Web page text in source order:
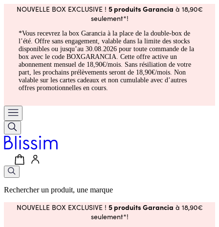
NOUVELLE BOX EXCLUSIVE ! 5 produits Garancia à 18,90€
seulement*!
*Vous recevrez la box Garancia à la place de la double-box de
l’été. Offre sans engagement, valable dans la limite des stocks
disponibles ou jusqu’au 30.08.2026 pour toute commande de la
box avec le code BOXGARANCIA. Cette offre active un
abonnement mensuel de 18,90€/mois. Sans résiliation de votre
part, les prochains prélèvements seront de 18,90€/mois. Non
valable sur les cartes cadeaux et non cumulable avec d’autres
offres promotionnelles en cours.
Rechercher un produit, une marque
NOUVELLE BOX EXCLUSIVE ! 5 produits Garancia à 18,90€
seulement*!